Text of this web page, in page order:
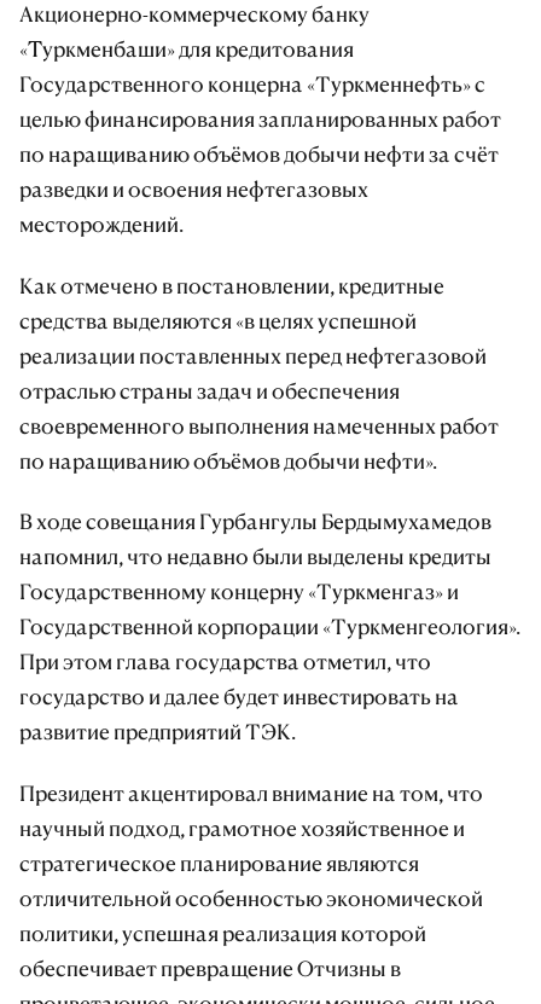
Акционерно-коммерческому банку
«Tуркменбаши» для кредитования
Государственного концерна «Туркменнефть» с
целью финансирования запланированных работ
по наращиванию объёмов добычи нефти за счёт
разведки и освоения нефтегазовых
месторождений.
Как отмечено в постановлении, кредитные
средства выделяются «в целях успешной
реализации поставленных перед нефтегазовой
отраслью страны задач и обеспечения
своевременного выполнения намеченных работ
по наращиванию объёмов добычи нефти».
В ходе совещания Гурбангулы Бердымухамедов
напомнил, что недавно были выделены кредиты
Государственному концерну «Туркменгаз» и
Государственной корпорации «Туркменгеология».
При этом глава государства отметил, что
государство и далее будет инвестировать на
развитие предприятий ТЭК.
Президент акцентировал внимание на том, что
научный подход, грамотное хозяйственное и
стратегическое планирование являются
отличительной особенностью экономической
политики, успешная реализация которой
обеспечивает превращение Отчизны в